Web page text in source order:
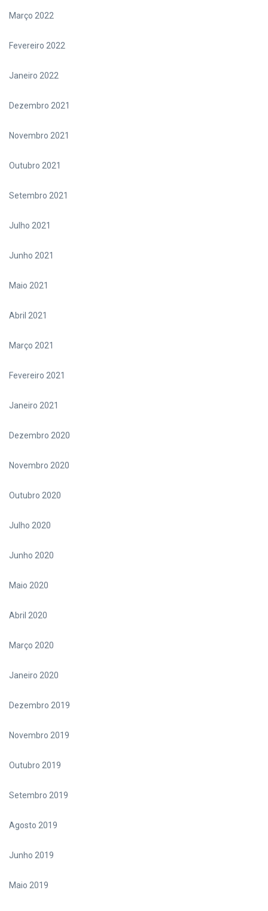
Março 2022
Fevereiro 2022
Janeiro 2022
Dezembro 2021
Novembro 2021
Outubro 2021
Setembro 2021
Julho 2021
Junho 2021
Maio 2021
Abril 2021
Março 2021
Fevereiro 2021
Janeiro 2021
Dezembro 2020
Novembro 2020
Outubro 2020
Julho 2020
Junho 2020
Maio 2020
Abril 2020
Março 2020
Janeiro 2020
Dezembro 2019
Novembro 2019
Outubro 2019
Setembro 2019
Agosto 2019
Junho 2019
Maio 2019